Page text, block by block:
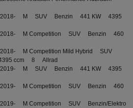
2018- M SUV Benzin 441 KW 4395
2018- M Competition SUV Benzin 460
2018- M Competition Mild Hybrid SUV
ccm 8 Allrad
2019- M SUV Benzin 441 KW 4395
2019- M Competition SUV Benzin 460
2019- M Competition SUV Benzin/Elektro